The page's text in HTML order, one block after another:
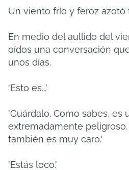
Un viento frío y feroz azotó
En medio del aullido del
oídos una conversación
unos días.
'Esto es...'
'Guárdalo. Como sabes, es
extremadamente peligroso.
también es muy caro.'
'Estás loco.'